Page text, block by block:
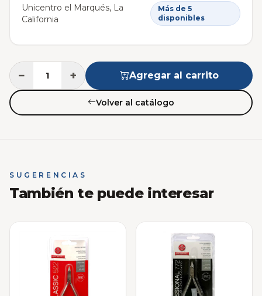
Unicentro el Marqués, La
California
Más de 5
disponibles
− + Agregar al carrito
Volver al catálogo
SUGERENCIAS
También te puede interesar